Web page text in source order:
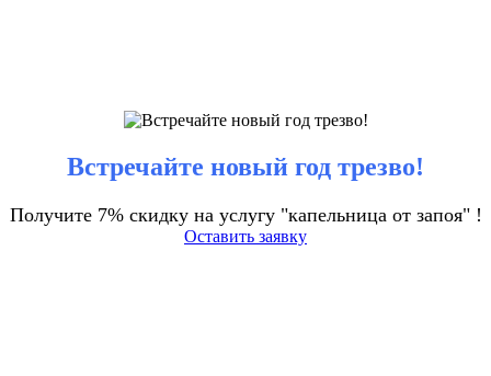
Встречайте новый год трезво!
Получите 7% скидку на услугу "капельница от запоя" !
Оставить заявку